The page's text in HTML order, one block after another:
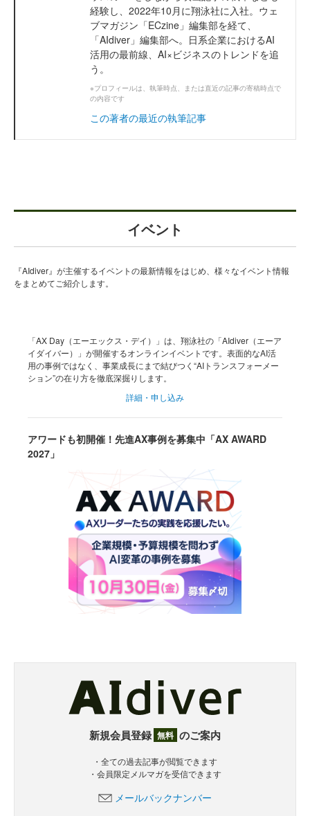
経験し、2022年10月に翔泳社に入社。ウェ
ブマガジン「ECzine」編集部を経て、
「AIdiver」編集部へ。日系企業におけるAI
活用の最前線、AI×ビジネスのトレンドを追
う。
※プロフィールは、執筆時点、または直近の記事の寄稿時点で
の内容です
この著者の最近の執筆記事
イベント
『AIdiver』が主催するイベントの最新情報をはじめ、様々なイベント情報
をまとめてご紹介します。
「AX Day（エーエックス・デイ）」は、翔泳社の「AIdiver（エーア
イダイバー）」が開催するオンラインイベントです。表面的なAI活
用の事例ではなく、事業成長にまで結びつく“AIトランスフォーメー
ション”の在り方を徹底深掘りします。
詳細・申し込み
アワードも初開催！先進AX事例を募集中「AX AWARD
2027」
新規会員登録 無料 のご案内
・全ての過去記事が閲覧できます
・会員限定メルマガを受信できます
メールバックナンバー